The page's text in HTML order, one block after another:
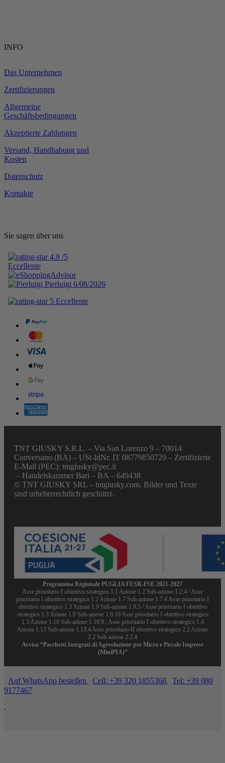
INFO
Das Unternehmen
Zertifizierungen
Allgemeine
Geschäftsbedingungen
Akzeptierte Zahlungen
Versand, Handhabung und
Kosten
Datenschutz
Kontakte
Sie sagen über uns
TNT GIUSKY S.R.L. – Via San Lorenzo 9 – 70014
Conversano (BA) – USt-IdNr. IT 08779850729 – Zertifizierte
E-Mail (PEC): tntgiusky@pec.it
– Handelskammer Bari – BA – 649438
© TNT GIUSKY SRL – tntgiusky.com. Bilder und Texte
sind urheberrechtlich geschützt.
Programma Regionale PUGLIA FESR-FSE 2021-2027
Asse prioritario I obiettivo strategico 1.1 Azione 1.2 Sub-azione 1.2.4 / Asse
prioritario I obiettivo strategico 1.2 Azione 1.7 Sub-azione 1.7.4 Asse prioritario I
obiettivo strategico 1.3 Azione 1.9 Sub-azione 1.9.5 / Asse prioritario I obiettivo
strategico 1.3 Azione 1.9 Sub-azione 1.9.10 Asse prioritario I obiettivo strategico
1.3 Azione 1.10 Sub-azione 1.10.9 / Asse prioritario I obiettivo strategico 1.4
Azione 1.13 Sub-azione 1.13.4 Asse prioritario II obiettivo strategico 2.2 Azione
2.2 Sub-azione 2.2.4
Avviso “Pacchetti Integrati di Agevolazione per Micro e Piccole Imprese
(MiniPIA)”
Auf WhatsApp bestellen Cell: +39 320 1855368
Tel: +39 080
9177467
.